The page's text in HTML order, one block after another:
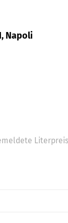
Napoli